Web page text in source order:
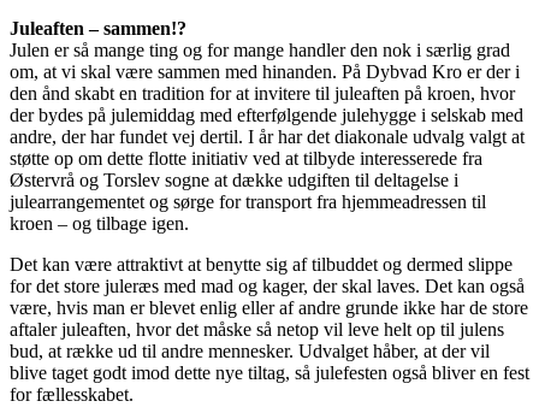
Juleaften – sammen!?
Julen er så mange ting og for mange handler den nok i særlig grad
om, at vi skal være sammen med hinanden. På Dybvad Kro er der i
den ånd skabt en tradition for at invitere til juleaften på kroen, hvor
der bydes på julemiddag med efterfølgende julehygge i selskab med
andre, der har fundet vej dertil. I år har det diakonale udvalg valgt at
støtte op om dette flotte initiativ ved at tilbyde interesserede fra
Østervrå og Torslev sogne at dække udgiften til deltagelse i
julearrangementet og sørge for transport fra hjemmeadressen til
kroen – og tilbage igen.
Det kan være attraktivt at benytte sig af tilbuddet og dermed slippe
for det store juleræs med mad og kager, der skal laves. Det kan også
være, hvis man er blevet enlig eller af andre grunde ikke har de store
aftaler juleaften, hvor det måske så netop vil leve helt op til julens
bud, at række ud til andre mennesker. Udvalget håber, at der vil
blive taget godt imod dette nye tiltag, så julefesten også bliver en fest
for fællesskabet.